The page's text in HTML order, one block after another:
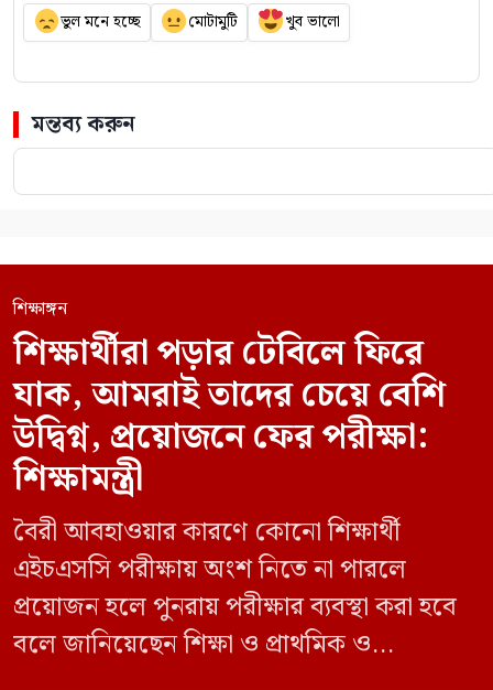
ভুল মনে হচ্ছে মোটামুটি খুব ভালো
মন্তব্য করুন
শিক্ষাঙ্গন
শিক্ষার্থীরা পড়ার টেবিলে ফিরে
যাক, আমরাই তাদের চেয়ে বেশি
উদ্বিগ্ন, প্রয়োজনে ফের পরীক্ষা:
শিক্ষামন্ত্রী
বৈরী আবহাওয়ার কারণে কোনো শিক্ষার্থী
এইচএসসি পরীক্ষায় অংশ নিতে না পারলে
প্রয়োজন হলে পুনরায় পরীক্ষার ব্যবস্থা করা হবে
বলে জানিয়েছেন শিক্ষা ও প্রাথমিক ও